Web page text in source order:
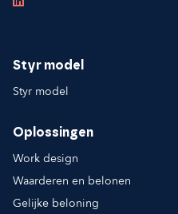
Styr model
Styr model
Oplossingen
Work design
Waarderen en belonen
Gelijke beloning